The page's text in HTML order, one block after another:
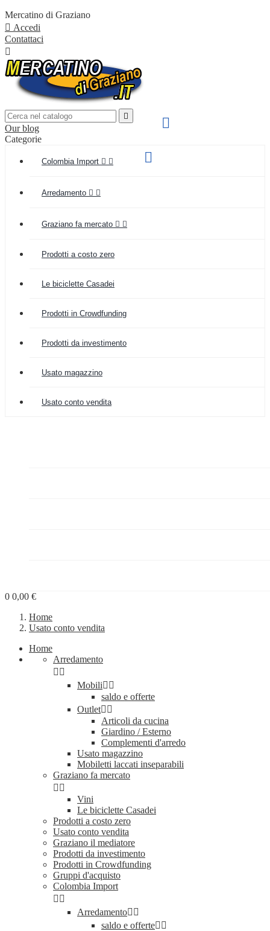
Mercatino di Graziano
 Accedi
Contattaci




Our blog
Categorie
Colombia Import  
Arredamento  
Graziano fa mercato  
Prodotti a costo zero
Le biciclette Casadei
Prodotti in Crowdfunding
Prodotti da investimento
Usato magazzino
Usato conto vendita
0 0,00 €
Home
Usato conto vendita
Home
Arredamento
 
Mobili 
saldo e offerte
Outlet 
Articoli da cucina
Giardino / Esterno
Complementi d'arredo
Usato magazzino
Mobiletti laccati inseparabili
Graziano fa mercato
 
Vini
Le biciclette Casadei
Prodotti a costo zero
Usato conto vendita
Graziano il mediatore
Prodotti da investimento
Prodotti in Crowdfunding
Gruppi d'acquisto
Colombia Import
 
Arredamento 
saldo e offerte 